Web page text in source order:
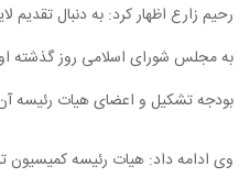
به مجلس شورای اسلامی روز گذشته
بودجه تشکیل و اعضای هیات
وی ادامه داد: هیات رئیسه کمیسیون